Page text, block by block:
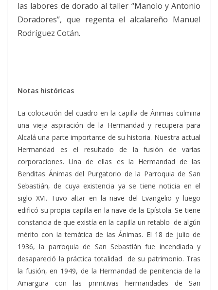
las labores de dorado al taller “Manolo y Antonio
Doradores”, que regenta el alcalareño Manuel
Rodríguez Cotán.
Notas históricas
La colocación del cuadro en la capilla de Ánimas culmina
una vieja aspiración de la Hermandad y recupera para
Alcalá una parte importante de su historia. Nuestra actual
Hermandad es el resultado de la fusión de varias
corporaciones. Una de ellas es la Hermandad de las
Benditas Ánimas del Purgatorio de la Parroquia de San
Sebastián, de cuya existencia ya se tiene noticia en el
siglo XVI. Tuvo altar en la nave del Evangelio y luego
edificó su propia capilla en la nave de la Epístola. Se tiene
constancia de que existía en la capilla un retablo de algún
mérito con la temática de las Ánimas. El 18 de julio de
1936, la parroquia de San Sebastián fue incendiada y
desapareció la práctica totalidad de su patrimonio. Tras
la fusión, en 1949, de la Hermandad de penitencia de la
Amargura con las primitivas hermandades de San